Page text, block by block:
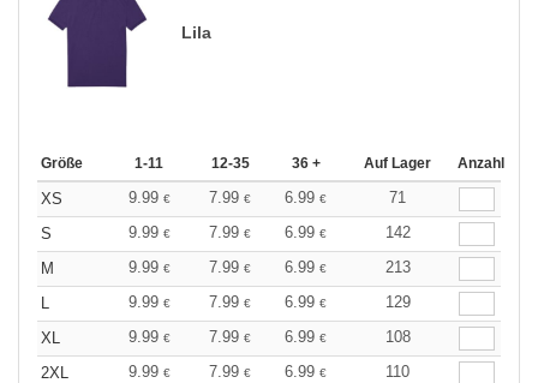
Lila
Größe 1-11 12-35 36 + Auf Lager Anzahl
XS 9.99 € 7.99 € 6.99 €
71
S
9.99 € 7.99 € 6.99 €
142
M
9.99 € 7.99 € 6.99 €
213
9.99 € 7.99 € 6.99 €
129
XL
9.99 € 7.99 € 6.99 €
108
2XL
9.99 € 7.99 € 6.99 €
110